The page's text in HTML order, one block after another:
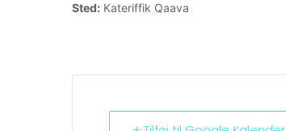
Sted: Kateriffik Qaava